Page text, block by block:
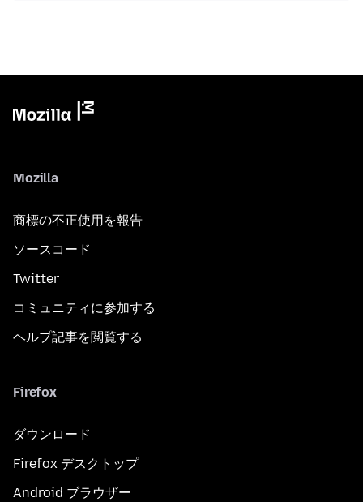
Mozilla
商標の不正使用を報告
ソースコード
Twitter
コミュニティに参加する
ヘルプ記事を閲覧する
Firefox
ダウンロード
Firefox デスクトップ
Android ブラウザー